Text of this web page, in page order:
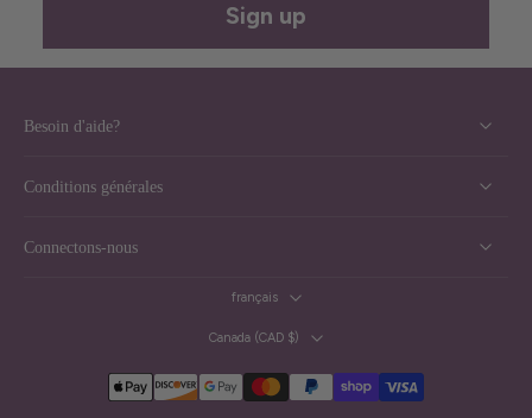
Sign up
Besoin d'aide?
Conditions générales
Connectons-nous
français
Canada ‎(CAD $)‎